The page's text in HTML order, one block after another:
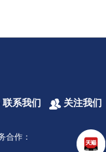
联系我们 关注我们
合作：